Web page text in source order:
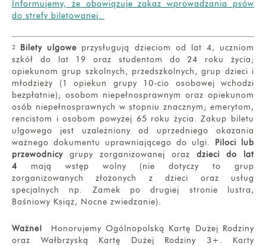
Informujemy, że obowiązuje zakaz wprowadzania psów
do strefy biletowanej.
2 Bilety ulgowe przysługują dzieciom od lat 4, uczniom
szkół do lat 19 oraz studentom do 24 roku życia;
opiekunom grup szkolnych, przedszkolnych, grup dzieci i
młodzieży (1 opiekun grupy 10-cio osobowej wchodzi
bezpłatnie); osobom niepełnosprawnym oraz opiekunom
osób niepełnosprawnych w stopniu znacznym; emerytom,
rencistom i osobom powyżej 65 roku życia. Zakup biletu
ulgowego jest uzależniony od uprzedniego okazania
ważnego dokumentu uprawniającego do ulgi. Piloci lub
przewodnicy grupy zorganizowanej oraz dzieci do lat
4 mają wstęp wolny (nie dotyczy to grup
zorganizowanych złożonych z dzieci oraz usług
specjalnych np. Zamek po drugiej stronie lustra,
Baśniowy Książ, Nocne zwiedzanie).
Ważne! Honorujemy Ogólnopolską Kartę Dużej Rodziny
oraz Wałbrzyską Kartę Dużej Rodziny 3+. Karty